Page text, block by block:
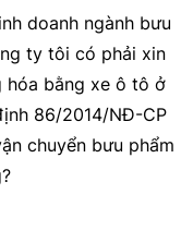
doanh ngành bưu
ty tôi có phải xin
hóa bằng xe ô tô ở
86/2014/NĐ-CP
chuyển bưu phẩm